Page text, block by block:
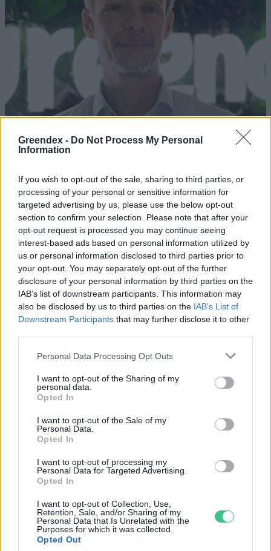
Greendex - Do Not Process My Personal
Information
If you wish to opt-out of the sale, sharing to third parties, or
processing of your personal or sensitive information for
targeted advertising by us, please use the below opt-out
section to confirm your selection. Please note that after your
opt-out request is processed you may continue seeing
interest-based ads based on personal information utilized by
us or personal information disclosed to third parties prior to
your opt-out. You may separately opt-out of the further
disclosure of your personal information by third parties on the
IAB’s list of downstream participants. This information may
also be disclosed by us to third parties on the IAB’s List of
Downstream Participants that may further disclose it to other
Personal Data Processing Opt Outs
I want to opt-out of the Sharing of my
personal data.
Opted In
I want to opt-out of the Sale of my
Personal Data.
Opted In
I want to opt-out of processing my
Personal Data for Targeted Advertising.
Opted In
I want to opt-out of Collection, Use,
Retention, Sale, and/or Sharing of my
Personal Data that Is Unrelated with the
Purposes for which it was collected.
Opted Out
Rekord alacsony a Velencei-tó vízszintje. Alkalmazkodási válság
vagy ökológiai katasztrófa? Dr. Boromisza Zsomborral jártuk körbe
a tó múltját, jelenét, jövőjét.
Mit tehetünk a hazai erdőtüzek
ellen?
ÉLŐ BOLYGÓNK
nő a klímaszkepticizmus
ÉLŐ BOLYGÓNK